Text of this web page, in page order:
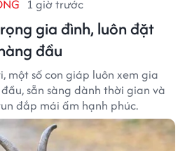
1 giờ trước
gia đình, luôn đặt
đầu
một số con giáp luôn xem gia
sẵn sàng dành thời gian và
đắp mái ấm hạnh phúc.